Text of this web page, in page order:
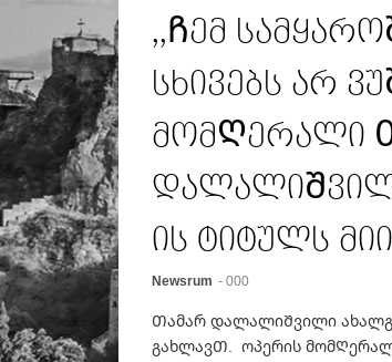
,,Ჩემ
სხივებს არ
მომᲦერალი
დალალიᲨვილი
ის ტიტულს
Newsrum - 000
Თამარ დალალიᲨვილი
გახლავᲗ. ოპერის